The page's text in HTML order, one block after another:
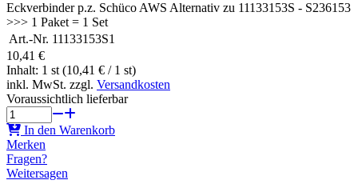
Eckverbinder p.z. Schüco AWS Alternativ zu 11133153S - S236153
>>> 1 Paket = 1 Set
Art.-Nr. 11133153S1
10,41 €
Inhalt: 1 st (10,41 € / 1 st)
inkl. MwSt. zzgl. Versandkosten
Voraussichtlich lieferbar
In den Warenkorb
Merken
Fragen?
Weitersagen